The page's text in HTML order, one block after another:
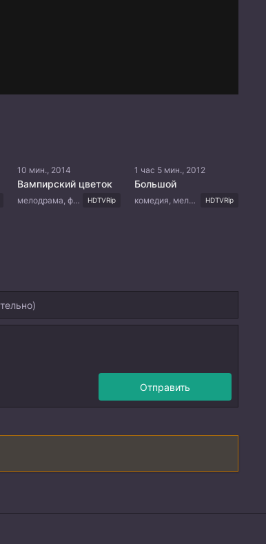
10 мин., 2014
Вампирский цветок
мелодрама, фэнтези, романтика, сверхъестественное HDTVRip
1 час 5 мин., 2012
Большой
комедия, мелодрама, фэнтези, романтика, молодость HDTVRip
Отправить